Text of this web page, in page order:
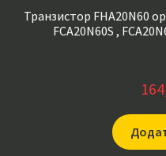
Транзистор FHA20N60
FCA20N60S ,